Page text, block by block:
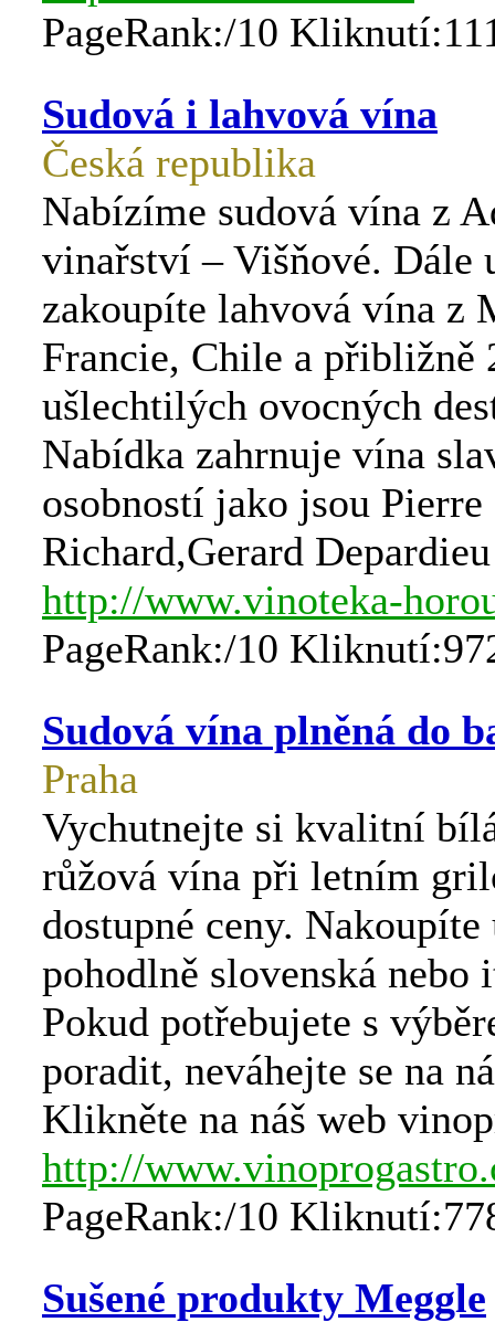
PageRank:/10
Sudová i lahvová vína
Česká republika
Nabízíme sudová vína z
vinařství – Višňové. Dále
zakoupíte lahvová vína z
Francie, Chile a přibližně
ušlechtilých ovocných
Nabídka zahrnuje vína
osobností jako jsou Pierre
Richard,Gerard Depardieu
http://www.vinoteka-
PageRank:/10
Sudová vína plněná do
Praha
Vychutnejte si kvalitní
růžová vína při letním
dostupné ceny. Nakoupíte
pohodlně slovenská nebo
Pokud potřebujete s
poradit, neváhejte se na
Klikněte na náš web
http://
PageRank:/10
Sušené produkty Meggle